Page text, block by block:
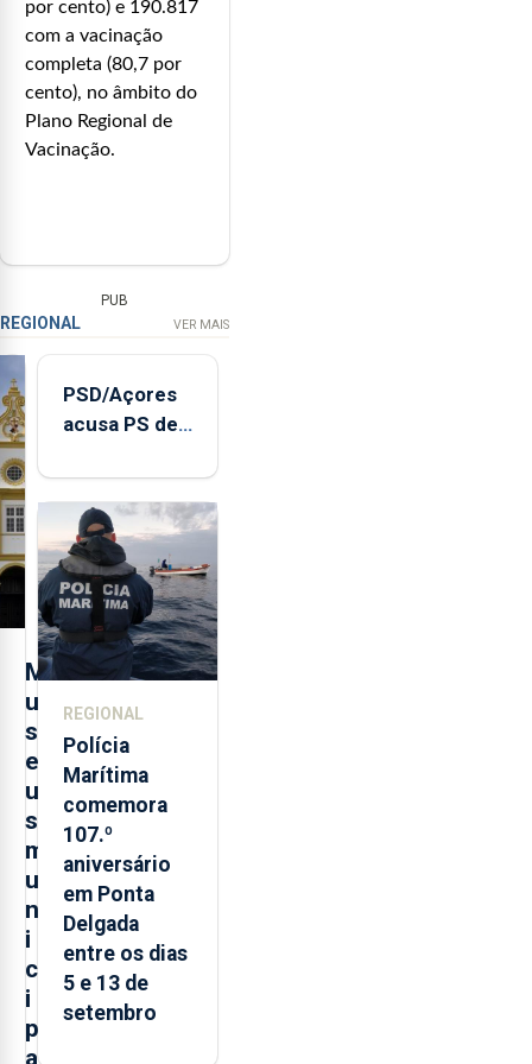
por cento) e 190.817
com a vacinação
completa (80,7 por
cento), no âmbito do
Plano Regional de
Vacinação.
PUB
REGIONAL VER MAIS
M
u
s
e
u
s
m
u
n
i
c
i
p
a
PSD/Açores
acusa PS de
contraditória"
sobre
evolução
turística
REGIONAL
Polícia
Marítima
comemora
107.º
aniversário
em Ponta
Delgada
entre os dias
5 e 13 de
setembro